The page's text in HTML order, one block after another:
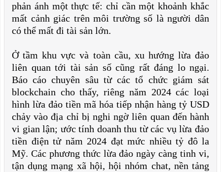
phản ánh một thực tế: chỉ cần một khoảnh khắc
mất cảnh giác trên môi trường số là người dân
có thể mất đi tài sản lớn.
Ở tầm khu vực và toàn cầu, xu hướng lừa đảo
liên quan tới tài sản số cũng rất đáng lo ngại.
Báo cáo chuyên sâu từ các tổ chức giám sát
blockchain cho thấy, riêng năm 2024 các loại
hình lừa đảo tiền mã hóa tiếp nhận hàng tỷ USD
chảy vào địa chỉ bị nghi ngờ liên quan đến hành
vi gian lận; ước tính doanh thu từ các vụ lừa đảo
tiền điện tử năm 2024 đạt mức nhiều tỷ đô la
Mỹ. Các phương thức lừa đảo ngày càng tinh vi,
tận dụng mạng xã hội, hội nhóm chat, nền tảng